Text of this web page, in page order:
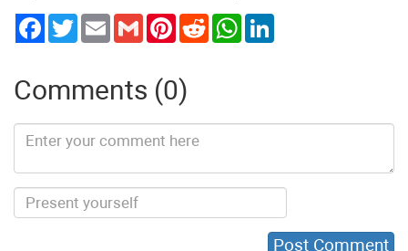
TwitterEmail Gmail PinterestReddit WhatsApp
Comments (0)